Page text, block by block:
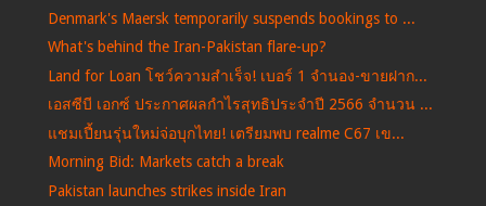
Denmark's Maersk temporarily suspends bookings to ...
What's behind the Iran-Pakistan flare-up?
Land for Loan โชว์ความสำเร็จ! เบอร์ 1 จำนอง-ขายฝาก...
เอสซีบี เอกซ์ ประกาศผลกำไรสุทธิประจำปี 2566 จำนวน ...
แชมเปี้ยนรุ่นใหม่จ่อบุกไทย! เตรียมพบ realme C67 เข...
Morning Bid: Markets catch a break
Pakistan launches strikes inside Iran